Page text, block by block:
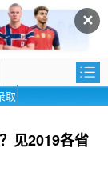
✕
取
见2019各省